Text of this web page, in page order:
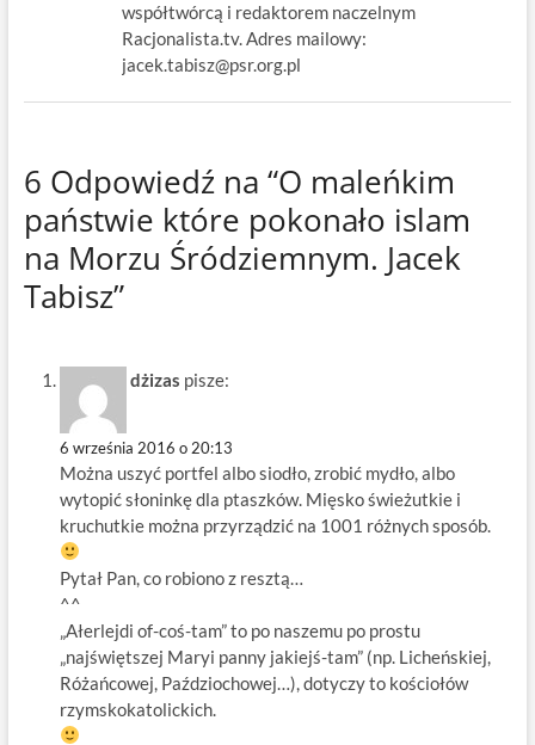
współtwórcą i redaktorem naczelnym
Racjonalista.tv. Adres mailowy:
jacek.tabisz@psr.org.pl
6 Odpowiedź na “O maleńkim
państwie które pokonało islam
na Morzu Śródziemnym. Jacek
Tabisz”
dżizas pisze:
6 września 2016 o 20:13
Można uszyć portfel albo siodło, zrobić mydło, albo
wytopić słoninkę dla ptaszków. Mięsko świeżutkie i
kruchutkie można przyrządzić na 1001 różnych sposób.
Pytał Pan, co robiono z resztą…
^^
„Ałerlejdi of-coś-tam” to po naszemu po prostu
„najświętszej Maryi panny jakiejś-tam” (np. Licheńskiej,
Różańcowej, Paździochowej…), dotyczy to kościołów
rzymskokatolickich.